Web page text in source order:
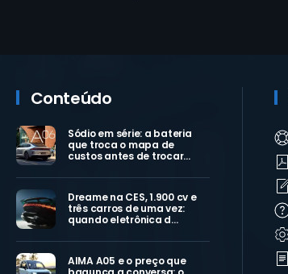
Conteúdo
Sódio em série: a bateria
que troca o mapa de
custos antes de trocar…
Dreame na CES, 1.900 cv e
três carros de uma vez:
quando eletrônica d…
AIMA A05 e o preço que